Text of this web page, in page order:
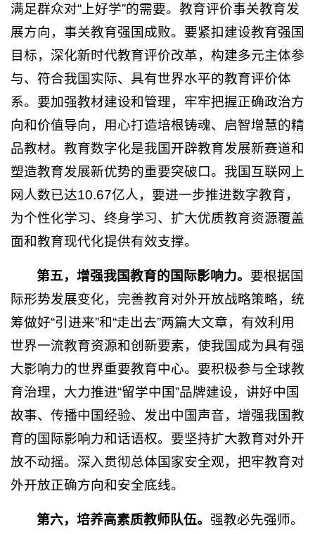
满足群众对“上好学”的需要。教育评价事关教育发
展方向，事关教育强国成败。要紧扣建设教育强国
目标，深化新时代教育评价改革，构建多元主体参
与、符合我国实际、具有世界水平的教育评价体
系。要加强教材建设和管理，牢牢把握正确政治方
向和价值导向，用心打造培根铸魂、启智增慧的精
品教材。教育数字化是我国开辟教育发展新赛道和
塑造教育发展新优势的重要突破口。我国互联网上
网人数已达10.67亿人，要进一步推进数字教育，
为个性化学习、终身学习、扩大优质教育资源覆盖
面和教育现代化提供有效支撑。
第五，增强我国教育的国际影响力。 要根据国
际形势发展变化，完善教育对外开放战略策略，统
筹做好“引进来”和“走出去”两篇大文章，有效利用
世界一流教育资源和创新要素，使我国成为具有强
大影响力的世界重要教育中心。要积极参与全球教
育治理，大力推进“留学中国”品牌建设，讲好中国
故事、传播中国经验、发出中国声音，增强我国教
育的国际影响力和话语权。要坚持扩大教育对外开
放不动摇。深入贯彻总体国家安全观，把牢教育对
外开放正确方向和安全底线。
第六，培养高素质教师队伍。 强教必先强师。